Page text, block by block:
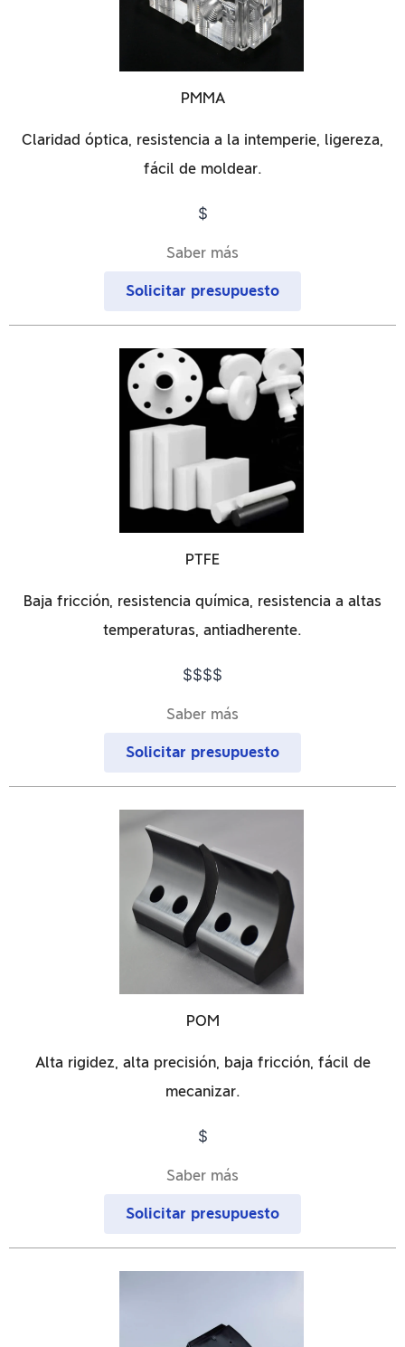
PMMA
Claridad óptica, resistencia a la intemperie, ligereza,
fácil de moldear.
$
Saber más
Solicitar presupuesto
PTFE
Baja fricción, resistencia química, resistencia a altas
temperaturas, antiadherente.
$$$$
Saber más
Solicitar presupuesto
POM
Alta rigidez, alta precisión, baja fricción, fácil de
mecanizar.
$
Saber más
Solicitar presupuesto